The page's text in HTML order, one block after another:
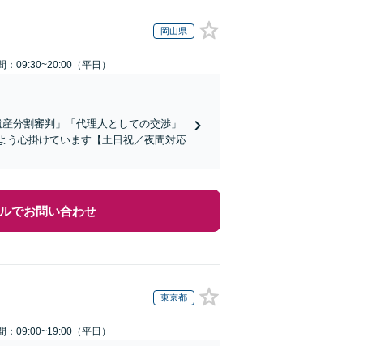
岡山県
：09:30~20:00（平日）
分割審判」「代理人としての交渉」
う心掛けています【土日祝／夜間対応
でお問い合わせ
東京都
：09:00~19:00（平日）